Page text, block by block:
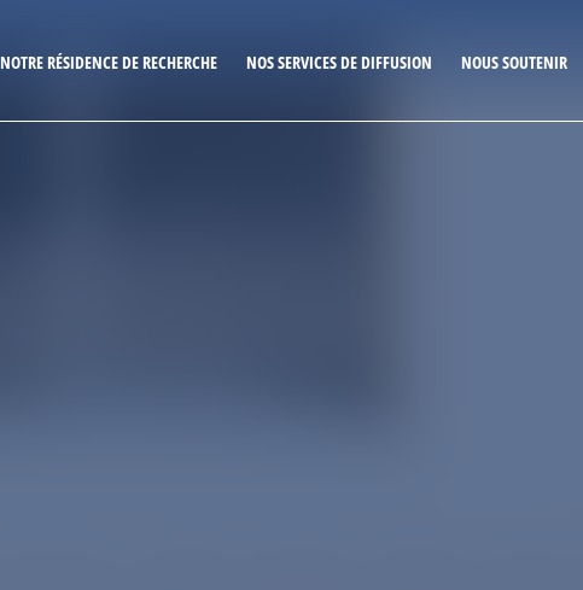
NOTRE RÉSIDENCE DE RECHERCHE NOS SERVICES DE DIFFUSION NOUS SOUTENIR